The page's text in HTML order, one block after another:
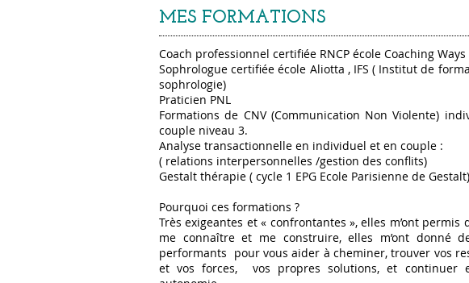
MES FORMATIONS
Coach professionnel certifiée RNCP école Coaching Ways
Sophrologue certifiée école Aliotta , IFS ( Institut de
sophrologie)
Praticien PNL
Formations de CNV (Communication Non Violente)
couple niveau 3.
Analyse transactionnelle en individuel et en couple :
( relations interpersonnelles /gestion des conflits)
Gestalt thérapie ( cycle 1 EPG Ecole Parisienne de Gestalt)
Pourquoi ces formations ?
Très exigeantes et « confrontantes », elles m’ont permis
me connaître et me construire, elles m’ont donné
performants pour vous aider à cheminer, trouver vos
et vos forces, vos propres solutions, et continuer